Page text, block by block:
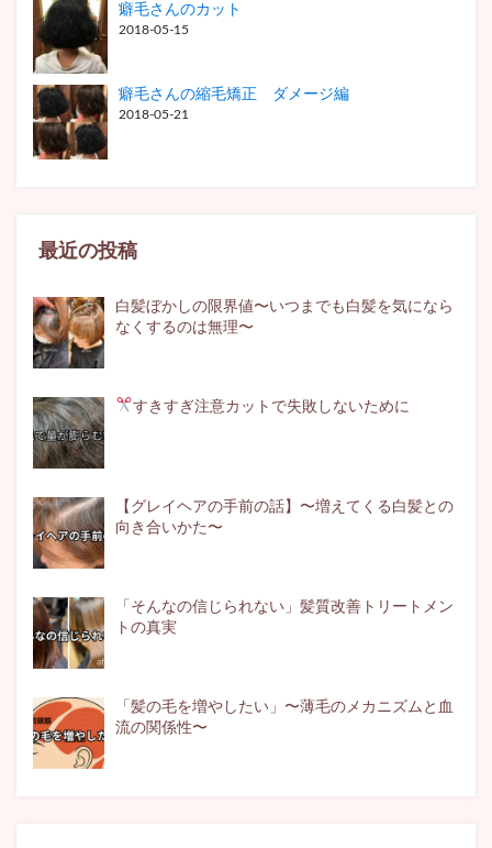
癖毛さんのカット
2018-05-15
癖毛さんの縮毛矯正 ダメージ編
2018-05-21
最近の投稿
白髪ぼかしの限界値〜いつまでも白髪を気になら
なくするのは無理〜
すきすぎ注意カットで失敗しないために
【グレイヘアの手前の話】〜増えてくる白髪との
向き合いかた〜
「そんなの信じられない」髪質改善トリートメン
トの真実
「髪の毛を増やしたい」〜薄毛のメカニズムと血
流の関係性〜